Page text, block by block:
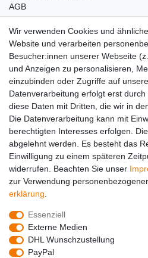
AGB
Partners
Social Media
© Copyright 2026 | Alle
Wir verwenden Cookies und
Website und verarbeiten
Besucher:innen unserer Webseite
und Anzeigen zu personalisieren,
einzubinden oder Zugriffe auf
Datenverarbeitung erfolgt erst
diese Daten mit Dritten, die wir in
Die Datenverarbeitung kann mit
berechtigten Interesses erfolgen.
abgelehnt werden. Es besteht das
Einwilligung zu einem späteren
widerrufen. Beachten Sie unser
zur Verwendung
erklärung
Essenziell
Externe Medien
DHL Wunschzustellung
PayPal